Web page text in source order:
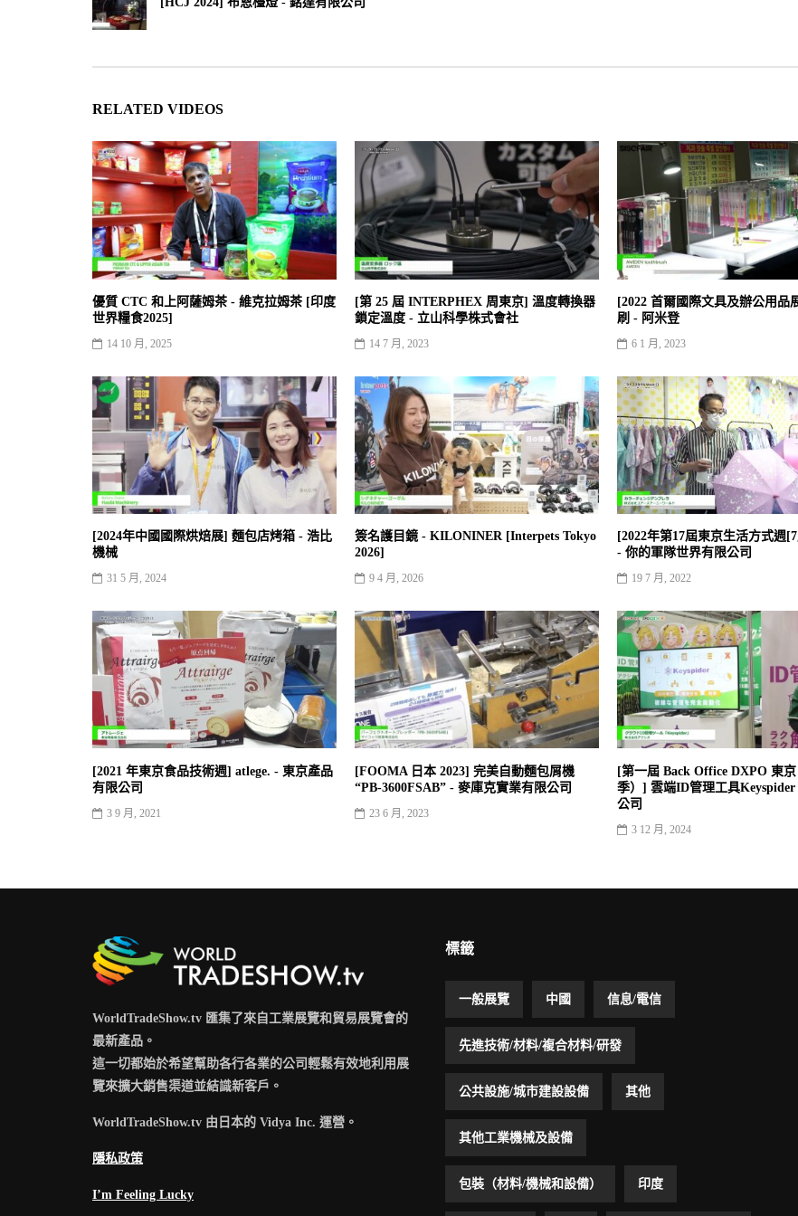
RELATED VIDEOS
優質 CTC 和上阿薩姆茶 - 維克拉姆茶 [印度
世界糧食2025]
14 10 月, 2025
[第 25 屆 INTERPHEX 周東京] 溫度轉換器
鎖定溫度 - 立山科學株式會社
14 7 月, 2023
[2022 首爾國際文具及辦公用品
刷 - 阿米登
6 1 月, 2023
[2024年中國國際烘焙展] 麵包店烤箱 - 浩比
機械
31 5 月, 2024
簽名護目鏡 - KILONINER [Interpets Tokyo
2026]
9 4 月, 2026
[2022年第17屆東京生活方式週
- 你的軍隊世界有限公司
19 7 月, 2022
[2021 年東京食品技術週] atlege. - 東京產品
有限公司
3 9 月, 2021
[FOOMA 日本 2023] 完美自動麵包屑機
“PB-3600FSAB” - 麥庫克實業有限公司
23 6 月, 2023
[第一屆 Back Office DXPO 東
季）] 雲端ID管理工具
公司
3 12 月, 2024
WorldTradeShow.tv 匯集了來自工業展覽和貿易展覽會的
最新產品。
這一切都始於希望幫助各行各業的公司輕鬆有效地利用展
覽來擴大銷售渠道並結識新客戶。
WorldTradeShow.tv 由日本的 Vidya Inc. 運營。
隱私政策
I’m Feeling Lucky
標籤
一般展覽 中國 信息/電信
先進技術/材料/複合材料/研發
公共設施/城市建設設備 其他
其他工業機械及設備
包裝（材料/機械和設備） 印度